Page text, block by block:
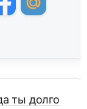
ты долго